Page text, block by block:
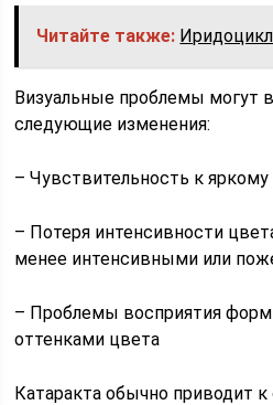
Читайте также:
Визуальные проблемы могут
следующие изменения:
– Чувствительность к яркому
– Потеря интенсивности
менее интенсивными или
– Проблемы восприятия
оттенками цвета
Катаракта обычно приводит